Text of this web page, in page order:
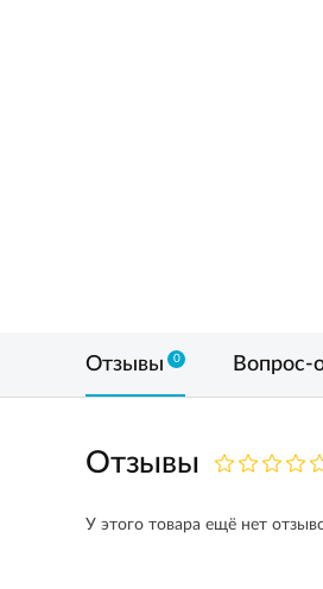
Отзывы 0 Вопрос-
Отзывы
У этого товара ещё нет